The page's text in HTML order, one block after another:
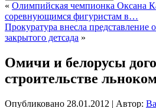
« Олимпийская чемпионка Оксана
соревнующимся фигуристам в…
Прокуратура внесла представление
закрытого детсада »
Омичи и белорусы
строительстве
Опубликовано 28.01.2012 | Автор: